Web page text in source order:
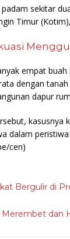
sekitar
Timur
empat
dengan
dapur
kasusnya
dalam
cen)
Bergulir di
Merembet